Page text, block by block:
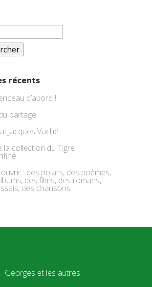
:
récents
d’abord !
partage
Jacques Vaché
la collection du Tigre
: des polars, des poèmes,
des films, des romans,
des chansons…
Georges et les autres